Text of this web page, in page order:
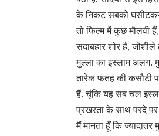
के निकट सबको
तो फिल्म में कुछ मौलवी
सदाबहार शोर है,
मुल्ला का इस्लाम अलग.
तारेक फतह की कसौटी
हैं. चूंकि यह सब चल
प्रखरता के साथ परदे पर
मैं मानता हूँ कि